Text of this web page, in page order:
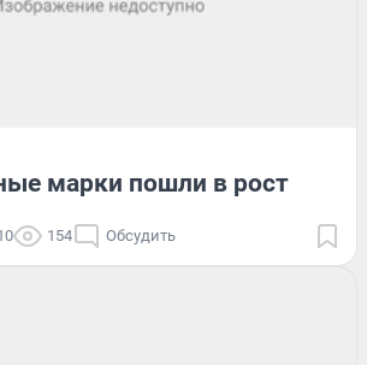
марки пошли в рост
154 Обсудить